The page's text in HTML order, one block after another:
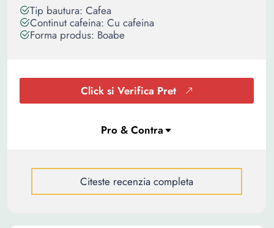
Tip bautura: Cafea
Continut cafeina: Cu cafeina
Forma produs: Boabe
Click si Verifica Pret
Citeste recenzia completa